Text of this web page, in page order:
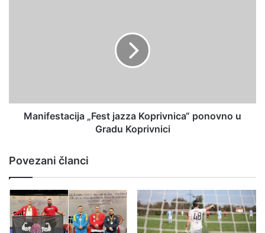
Manifestacija „Fest jazza Koprivnica“ ponovno u
Gradu Koprivnici
Povezani članci